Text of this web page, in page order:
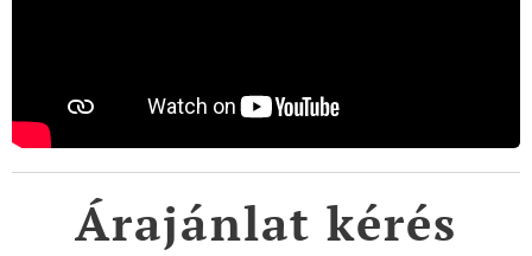
Árajánlat kérés